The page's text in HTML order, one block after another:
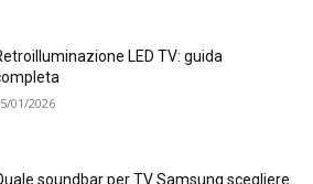
LED TV: guida
01/2026
soundbar per TV Samsung scegliere